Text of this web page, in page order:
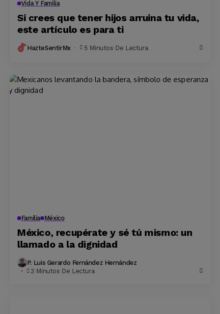
Vida Y Familia
Si crees que tener hijos arruina tu vida,
este artículo es para ti
HazteSentirMx 5 Minutos De Lectura
Familia México
México, recupérate y sé tú mismo: un
llamado a la dignidad
P. Luis Gerardo Fernández Hernández
3 Minutos De Lectura